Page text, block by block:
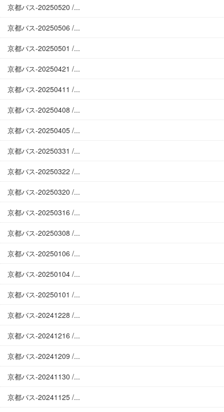
京都バス-20250520 /...
京都バス-20250506 /...
京都バス-20250501 /...
京都バス-20250421 /...
京都バス-20250411 /...
京都バス-20250408 /...
京都バス-20250405 /...
京都バス-20250331 /...
京都バス-20250322 /...
京都バス-20250320 /...
京都バス-20250316 /...
京都バス-20250308 /...
京都バス-20250106 /...
京都バス-20250104 /...
京都バス-20250101 /...
京都バス-20241228 /...
京都バス-20241216 /...
京都バス-20241209 /...
京都バス-20241130 /...
京都バス-20241125 /...